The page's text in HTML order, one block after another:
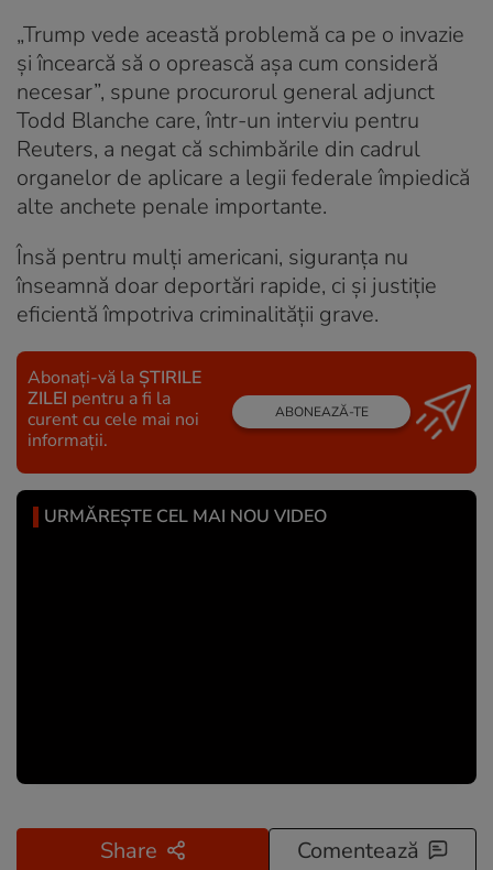
„Trump vede această problemă ca pe o invazie
și încearcă să o oprească așa cum consideră
necesar”, spune procurorul general adjunct
Todd Blanche care, într-un interviu pentru
Reuters, a negat că schimbările din cadrul
organelor de aplicare a legii federale împiedică
alte anchete penale importante.
Însă pentru mulți americani, siguranța nu
înseamnă doar deportări rapide, ci și justiție
eficientă împotriva criminalității grave.
Abonați-vă la ȘTIRILE
ZILEI pentru a fi la
curent cu cele mai noi
informații.
ABONEAZĂ-TE
URMĂREȘTE CEL MAI NOU VIDEO
Share Comentează